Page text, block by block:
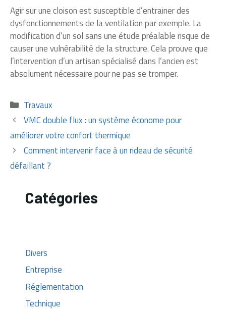
Agir sur une cloison est susceptible d’entrainer des
dysfonctionnements de la ventilation par exemple. La
modification d’un sol sans une étude préalable risque de
causer une vulnérabilité de la structure. Cela prouve que
l’intervention d’un artisan spécialisé dans l’ancien est
absolument nécessaire pour ne pas se tromper.
Catégories
Travaux
VMC double flux : un système économe pour
améliorer votre confort thermique
Comment intervenir face à un rideau de sécurité
défaillant ?
Catégories
Divers
Entreprise
Réglementation
Technique